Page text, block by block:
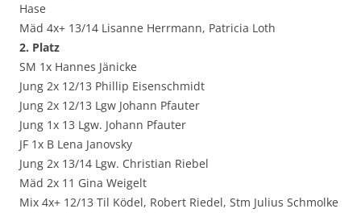
Hase
Mäd 4x+ 13/14 Lisanne Herrmann, Patricia Loth
2. Platz
SM 1x Hannes Jänicke
Jung 2x 12/13 Phillip Eisenschmidt
Jung 2x 12/13 Lgw Johann Pfauter
Jung 1x 13 Lgw. Johann Pfauter
JF 1x B Lena Janovsky
Jung 2x 13/14 Lgw. Christian Riebel
Mäd 2x 11 Gina Weigelt
Mix 4x+ 12/13 Til Ködel, Robert Riedel, Stm Julius Schmolke